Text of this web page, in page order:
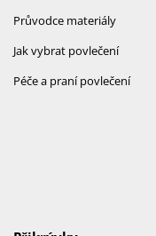
Průvodce materiály
Jak vybrat povlečení
Péče a praní povlečení